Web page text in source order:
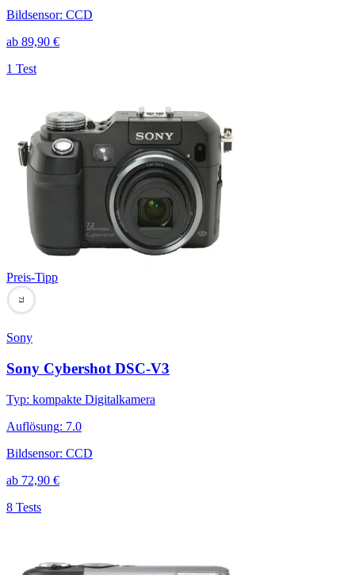
Bildsensor: CCD
ab 89,90 €
1 Test
Preis-Tipp
73
Sony
Sony Cybershot DSC-V3
Typ: kompakte Digitalkamera
Auflösung: 7.0
Bildsensor: CCD
ab 72,90 €
8 Tests